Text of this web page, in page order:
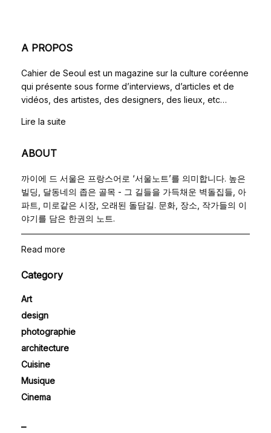
A PROPOS
Cahier de Seoul est un magazine sur la culture coréenne
qui présente sous forme d’interviews, d’articles et de
vidéos, des artistes, des designers, des lieux, etc…
Lire la suite
ABOUT
까이에 드 서울은 프랑스어로 ‘서울노트’를 의미합니다. 높은
빌딩, 달동네의 좁은 골목 - 그 길들을 가득채운 벽돌집들, 아
파트, 미로같은 시장, 오래된 돌담길. 문화, 장소, 작가들의 이
야기를 담은 한권의 노트.
Read more
Category
Art
design
photographie
architecture
Cuisine
Musique
Cinema
–